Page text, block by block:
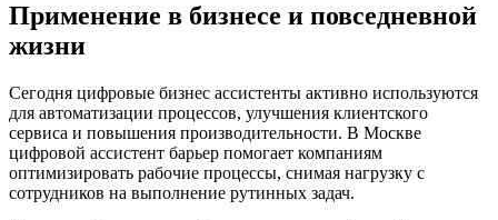
Применение в бизнесе и повседневной
жизни
Сегодня цифровые бизнес ассистенты активно используются
для автоматизации процессов, улучшения клиентского
сервиса и повышения производительности. В Москве
цифровой ассистент барьер помогает компаниям
оптимизировать рабочие процессы, снимая нагрузку с
сотрудников на выполнение рутинных задач.